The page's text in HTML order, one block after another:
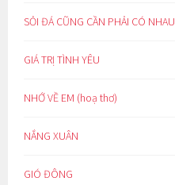
SỎI ĐÁ CŨNG CẦN PHẢI CÓ NHAU
GIÁ TRỊ TÌNH YÊU
NHỚ VỀ EM (hoạ thơ)
NẮNG XUÂN
GIÓ ĐÔNG